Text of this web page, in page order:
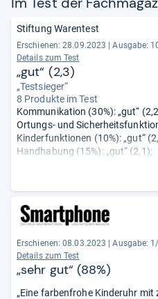
Stiftung Warentest
Erschienen: 28.09.2023 | Ausgabe:
Details zum Test
„gut“ (2,3)
„Testsieger“
8 Produkte im Test
Kommunikation (30%): „gut“
Ortungs- und
Kinderfunktionen (10%): „gut“
Handhabung (15%): „gut“ (2,1);
Schadstoffe (0%): „sehr gut“
Basisschutz persönlicher Daten
Erschienen: 08.03.2023 | Ausgabe:
Details zum Test
„sehr gut“ (88%)
„Eine farbenfrohe Kinderuhr